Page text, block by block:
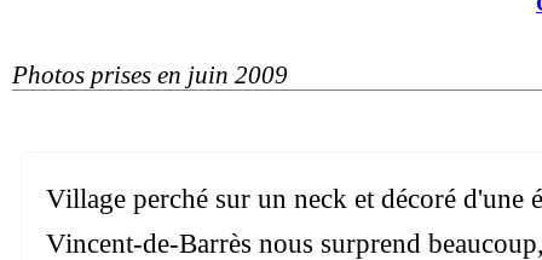
Photos prises en juin 2009
Village perché sur un neck et décoré d'une
Vincent-de-Barrès nous surprend